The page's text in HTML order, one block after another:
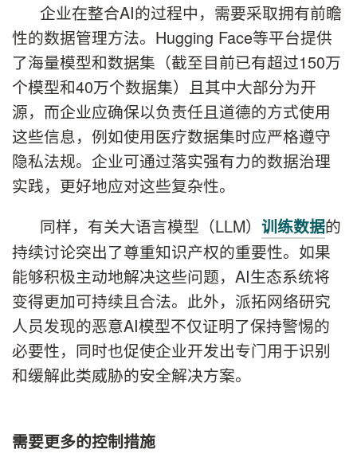
企业在整合AI的过程中，需要采取拥有前瞻
性的数据管理方法。Hugging Face等平台提供
了海量模型和数据集（截至目前已有超过150万
个模型和40万个数据集）且其中大部分为开
源，而企业应确保以负责任且道德的方式使用
这些信息，例如使用医疗数据集时应严格遵守
隐私法规。企业可通过落实强有力的数据治理
实践，更好地应对这些复杂性。
同样，有关大语言模型（LLM） 训练数据的
持续讨论突出了尊重知识产权的重要性。如果
能够积极主动地解决这些问题，AI生态系统将
变得更加可持续且合法。此外，派拓网络研究
人员发现的恶意AI模型不仅证明了保持警惕的
必要性，同时也促使企业开发出专门用于识别
和缓解此类威胁的安全解决方案。
需要更多的控制措施